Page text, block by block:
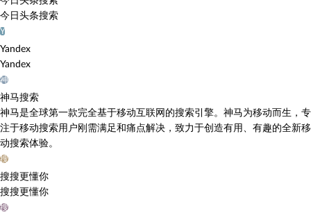
今日头条搜索
Y
Yandex
Yandex
神
神马搜索
神马是全球第一款完全基于移动互联网的搜索引擎。神马为移动而生，专
注于移动搜索用户刚需满足和痛点解决，致力于创造有用、有趣的全新移
动搜索体验。
搜
搜搜更懂你
搜搜更懂你
搜